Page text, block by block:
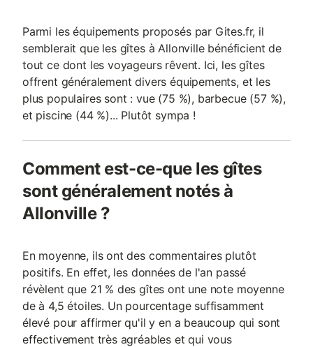
Parmi les équipements proposés par Gites.fr, il
semblerait que les gîtes à Allonville bénéficient de
tout ce dont les voyageurs rêvent. Ici, les gîtes
offrent généralement divers équipements, et les
plus populaires sont : vue (75 %), barbecue (57 %),
et piscine (44 %)... Plutôt sympa !
Comment est-ce-que les gîtes
sont généralement notés à
Allonville ?
En moyenne, ils ont des commentaires plutôt
positifs. En effet, les données de l'an passé
révèlent que 21 % des gîtes ont une note moyenne
de à 4,5 étoiles. Un pourcentage suffisamment
élevé pour affirmer qu'il y en a beaucoup qui sont
effectivement très agréables et qui vous